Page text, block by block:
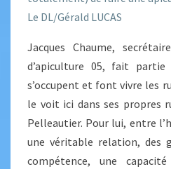
Jacques Chaume,
d’apiculture 05, fait partie
s’occupent et font vivre les
le voit ici dans ses propres
Pelleautier. Pour lui, entre
une véritable relation, des
compétence, une